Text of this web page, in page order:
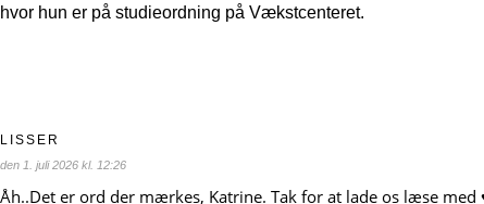
hvor hun er på studieordning på Vækstcenteret.
LISSER
den 1. juli 2026 kl. 12:26
Åh..Det er ord der mærkes, Katrine. Tak for at lade os læse med